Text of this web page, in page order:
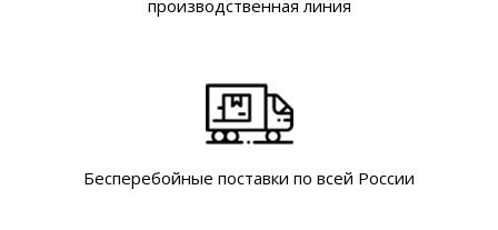
производственная линия
Бесперебойные поставки по всей России